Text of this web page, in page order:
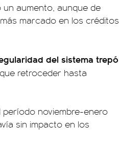
aumento, aunque de
marcado en los créditos
del sistema trepó
retroceder hasta
período noviembre-enero
sin impacto en los